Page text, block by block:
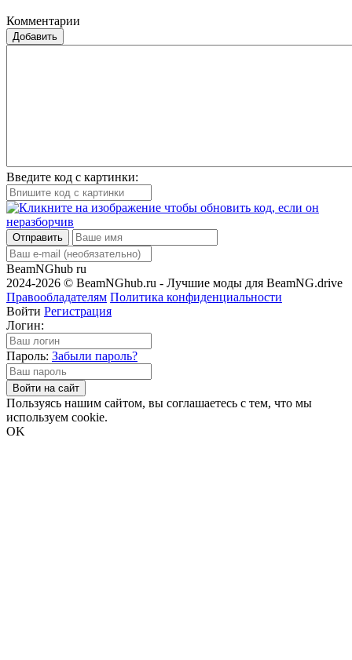
Комментарии
Добавить
Введите код с картинки:
Отправить
BeamNGhub ru
2024-2026 © BeamNGhub.ru - Лучшие моды для BeamNG.drive
Правообладателям Политика конфиденциальности
Войти Регистрация
Логин:
Пароль: Забыли пароль?
Войти на сайт
Пользуясь нашим сайтом, вы соглашаетесь с тем, что мы
используем cookie.
OK